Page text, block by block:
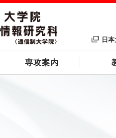
日
専攻案内